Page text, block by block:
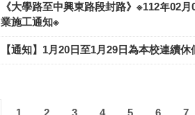
《大學路至中興東路段封路》※112年02
業施工通知※
【通知】1月20日至1月29日為本校連續
1 2 3 4 5 6 7